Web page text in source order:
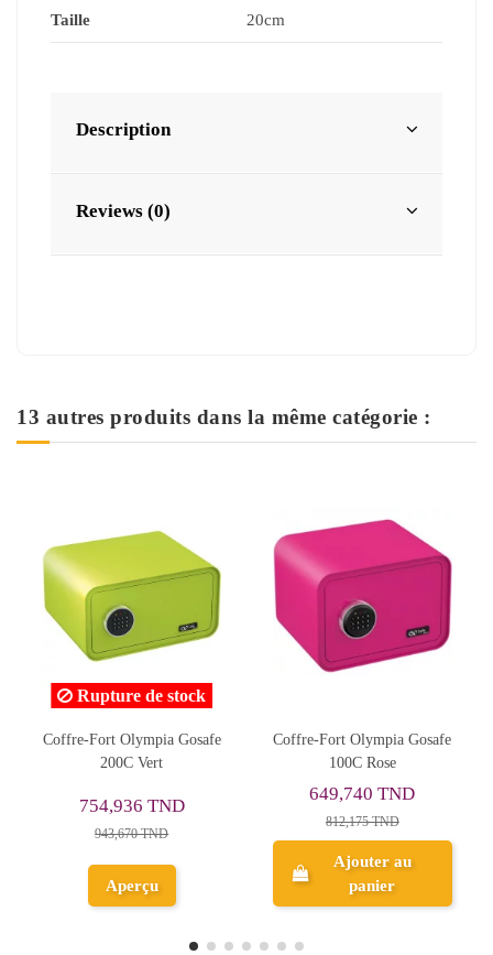
Taille 20cm
Description
Reviews (0)
13 autres produits dans la même catégorie :
Coffre-Fort Olympia Gosafe
100C Rose
Ajouter au
Coffre-Fort Olympia Gosafe
200C Jaune
754,936 TND
943,670 TND
Ajouter au
panier